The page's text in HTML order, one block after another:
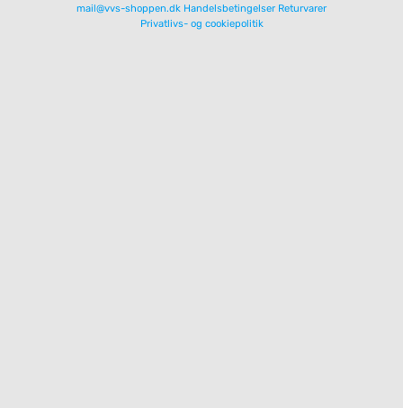
mail@vvs-shoppen.dk Handelsbetingelser Returvarer
Privatlivs- og cookiepolitik